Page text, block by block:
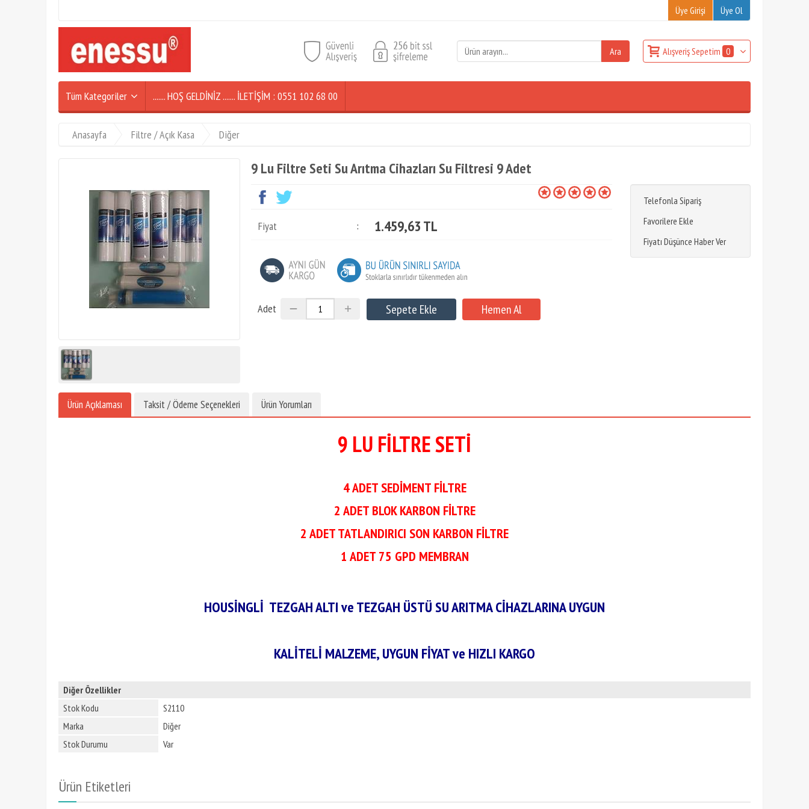
Üye Girişi Üye Ol
Alışveriş Sepetim 0
Tüm Kategoriler ....... HOŞ GELDİNİZ ....... İLETİŞİM : 0551 102 68 00
Anasayfa Filtre / Açık Kasa Diğer
9 Lu Filtre Seti Su Arıtma Cihazları Su Filtresi 9 Adet
Telefonla Sipariş
Favorilere Ekle
Fiyatı Düşünce Haber Ver
Fiyat : 1.459,63 TL
Adet
Ürün Açıklaması Taksit / Ödeme Seçenekleri Ürün Yorumları
9 LU FİLTRE SETİ
4 ADET SEDİMENT FİLTRE
2 ADET BLOK KARBON FİLTRE
2 ADET TATLANDIRICI SON KARBON FİLTRE
1 ADET 75 GPD MEMBRAN
HOUSİNGLİ TEZGAH ALTI ve TEZGAH ÜSTÜ SU ARITMACİHAZLARINA UYGUN
KALİTELİ MALZEME, UYGUN FİYAT ve HIZLI KARGO
Diğer Özellikler
Stok Kodu
S2110
Marka
Diğer
Stok Durumu
Var
Ürün Etiketleri